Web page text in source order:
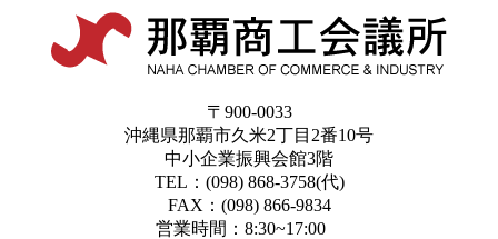
〒900-0033
沖縄県那覇市久米2丁目2番10号
中小企業振興会館3階
TEL：(098) 868-3758(代)
FAX：(098) 866-9834
営業時間：8:30~17:00